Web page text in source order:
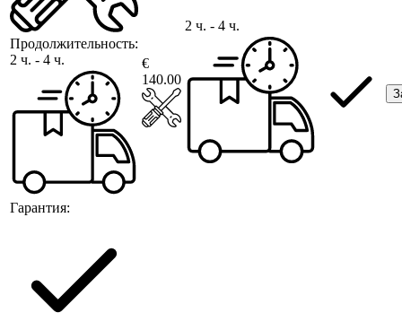
Продолжительность:
2 ч. - 4 ч.
Гарантия:
€
140.00
2 ч. - 4 ч.